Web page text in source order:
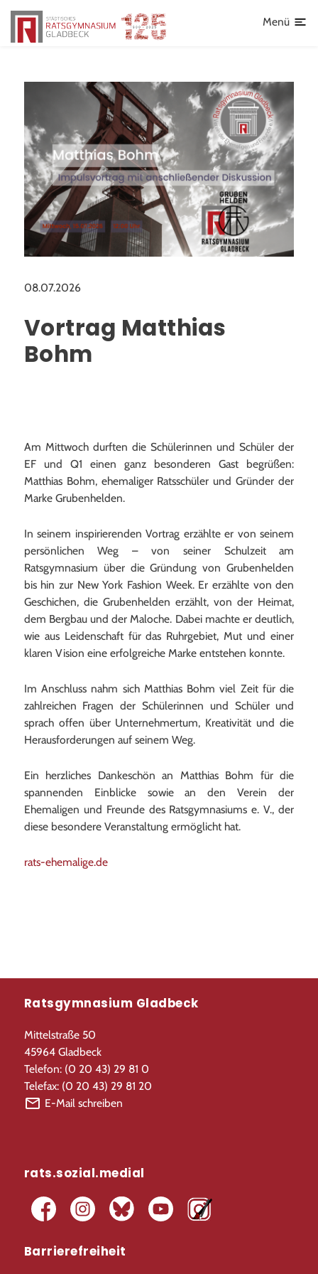
Menü
Aktuelles
Frankreichaustausch
AGs
Sport
Schulsanitätsdienst
Individueller offener Ganztag (OGS)
08.07.2026
Vortrag Matthias
Bohm
Am Mittwoch durften die Schülerinnen und Schüler der
EF und Q1 einen ganz besonderen Gast begrüßen:
Matthias Bohm, ehemaliger Ratsschüler und Gründer der
Marke Grubenhelden.
In seinem inspirierenden Vortrag erzählte er von seinem
persönlichen Weg – von seiner Schulzeit am
Ratsgymnasium über die Gründung von Grubenhelden
bis hin zur New York Fashion Week. Er erzählte von den
Geschichen, die Grubenhelden erzählt, von der Heimat,
dem Bergbau und der Maloche. Dabei machte er deutlich,
wie aus Leidenschaft für das Ruhrgebiet, Mut und einer
klaren Vision eine erfolgreiche Marke entstehen konnte.
Im Anschluss nahm sich Matthias Bohm viel Zeit für die
zahlreichen Fragen der Schülerinnen und Schüler und
sprach offen über Unternehmertum, Kreativität und die
Herausforderungen auf seinem Weg.
Ein herzliches Dankeschön an Matthias Bohm für die
spannenden Einblicke sowie an den Verein der
Ehemaligen und Freunde des Ratsgymnasiums e. V., der
diese besondere Veranstaltung ermöglicht hat.
rats-ehemalige.de
Ratsgymnasium Gladbeck
Mittelstraße 50
45964 Gladbeck
Telefon: (0 20 43) 29 81 0
Telefax: (0 20 43) 29 81 20
E-Mail schreiben
rats.sozial.medial
Barrierefreiheit